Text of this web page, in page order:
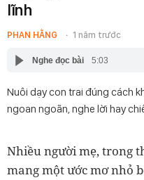
lĩnh
PHAN HẰNG 1 năm trước
Nghe đọc bài 5:03
Nuôi dạy con trai đúng cách
ngoan ngoãn, nghe lời hay
Nhiều người mẹ, trong
mang một ước mơ nhỏ